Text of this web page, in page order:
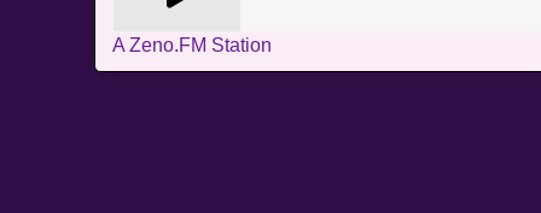
A Zeno.FM Station